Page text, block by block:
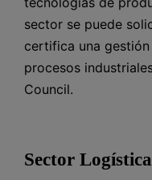
sector se puede
certifica una
procesos
Council.
Sector